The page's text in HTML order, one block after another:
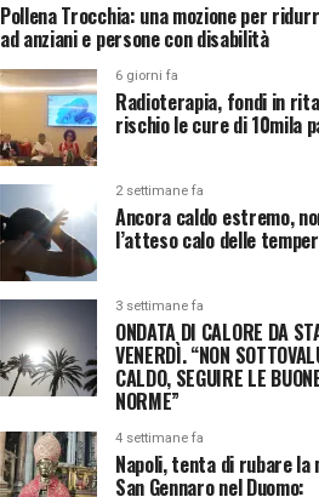
Pollena Trocchia: una mozione per
ad anziani e persone con disabilità
6 giorni fa
Radioterapia, fondi in
rischio le cure di 10mila
2 settimane fa
Ancora caldo estremo,
l’atteso calo delle
3 settimane fa
ONDATA DI CALORE DA
VENERDÌ. “NON
CALDO, SEGUIRE LE
NORME”
4 settimane fa
Napoli, tenta di rubare
San Gennaro nel Duomo: